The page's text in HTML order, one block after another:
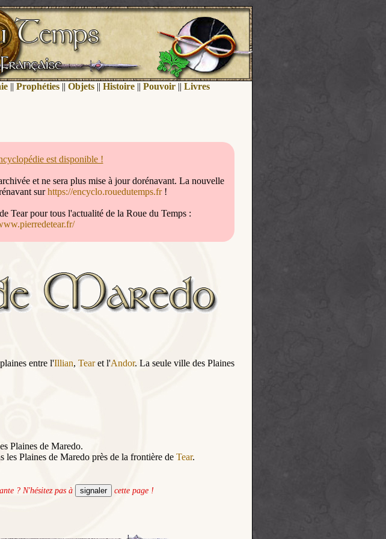
|| Prophéties|| Objets|| Histoire|| Pouvoir|| Livres
est disponible !
et ne sera plus mise à jour dorénavant. La nouvelle
surhttps://encyclo.rouedutemps.fr!
Tear pour tous l'actualité de la Roue du Temps :
entre l'Illian, Tearet l'Andor. La seule ville des Plaines
Plaines de Maredo.
les Plaines de Maredo près de la frontière de Tear.
? N'hésitez pas à cette page !